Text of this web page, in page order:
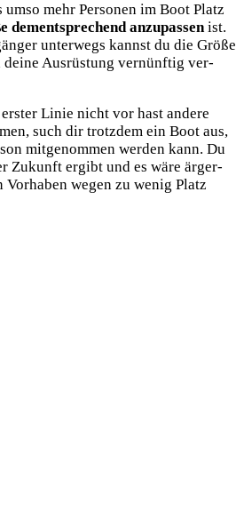
umso mehr Per­so­nen im Boot Platz
dem­entspre­chend anzu­pas­senist.
unter­wegs kannst du die Grö­ße
dei­ne Aus­rüs­tung ver­nünf­tig ver­
Linie nicht vor hast ande­re
such dir trotz­dem ein Boot aus,
mit­ge­nom­men wer­den kann. Du
Zukunft ergibt und es wäre ärger­
wegen zu wenig Platz